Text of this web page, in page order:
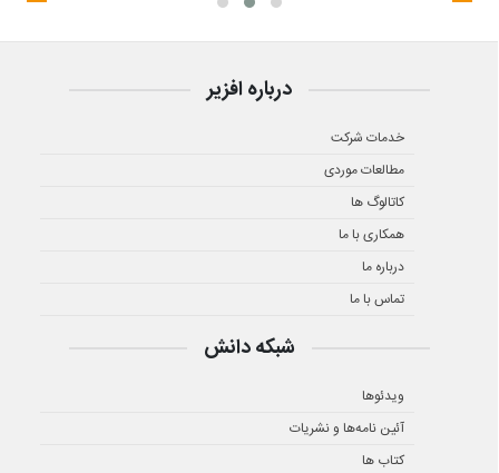
درباره افزیر
خدمات شرکت
مطالعات موردی
کاتالوگ ها
همکاری با ما
درباره ما
تماس با ما
شبکه دانش
ویدئوها
آئین نامه‌ها و نشریات
کتاب ها